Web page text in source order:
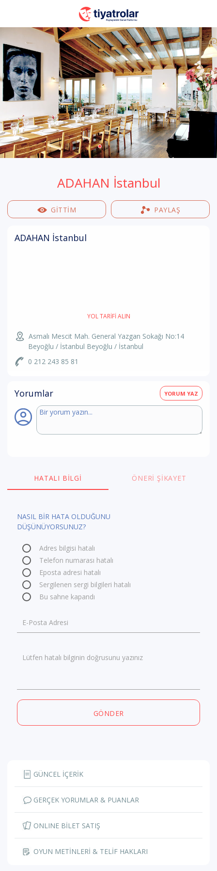
ADAHAN İstanbul
GİTTİM PAYLAŞ
ADAHAN İstanbul
YOL TARIFI ALIN
Asmalı Mescit Mah. General Yazgan Sokağı No:14
Beyoğlu / İstanbul Beyoğlu / İstanbul
0 212 243 85 81
Yorumlar YORUM YAZ
HATALI BILGI ÖNERI ŞIKAYET
NASIL BİR HATA OLDUĞUNU
DÜŞÜNÜYORSUNUZ?
Adres bilgisi hatalı
Telefon numarası hatalı
Eposta adresi hatalı
Sergilenen sergi bilgileri hatalı
Bu sahne kapandı
E-Posta Adresi
Lütfen hatalı bilginin doğrusunu yazınız
GÖNDER
GÜNCEL İÇERİK
GERÇEK YORUMLAR & PUANLAR
ONLINE BİLET SATIŞ
OYUN METİNLERİ & TELİF HAKLARI